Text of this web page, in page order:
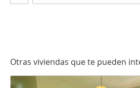
Otras viviendas que te pueden